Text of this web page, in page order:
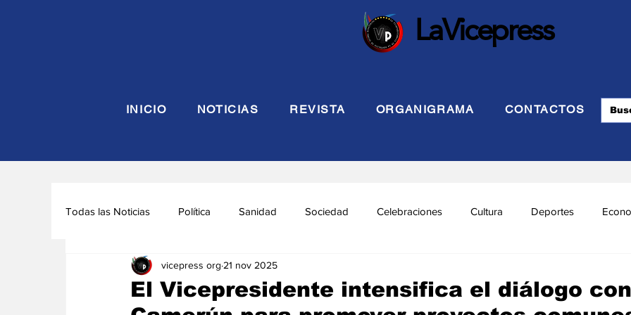
LaVicepress
INICIO NOTICIAS REVISTA ORGANIGRAMA CONTACTOS
Todas las Noticias Política Sanidad Sociedad Celebraciones Cultura Deportes
Seguridad y Defensa Turismo
El Vicepresidente intensifica el diálogo con
vicepress org 21 nov 2025